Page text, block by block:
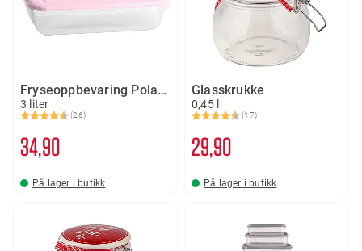
Fryseoppbevaring Polarboks
3 liter
Karakter:
(26)
4.7 av 5 mulige
3490
På lager i butikk
Glasskrukke
0,45 l
Karakter:
(17)
4.5 av 5 mulige
29 90
På lager i butikk